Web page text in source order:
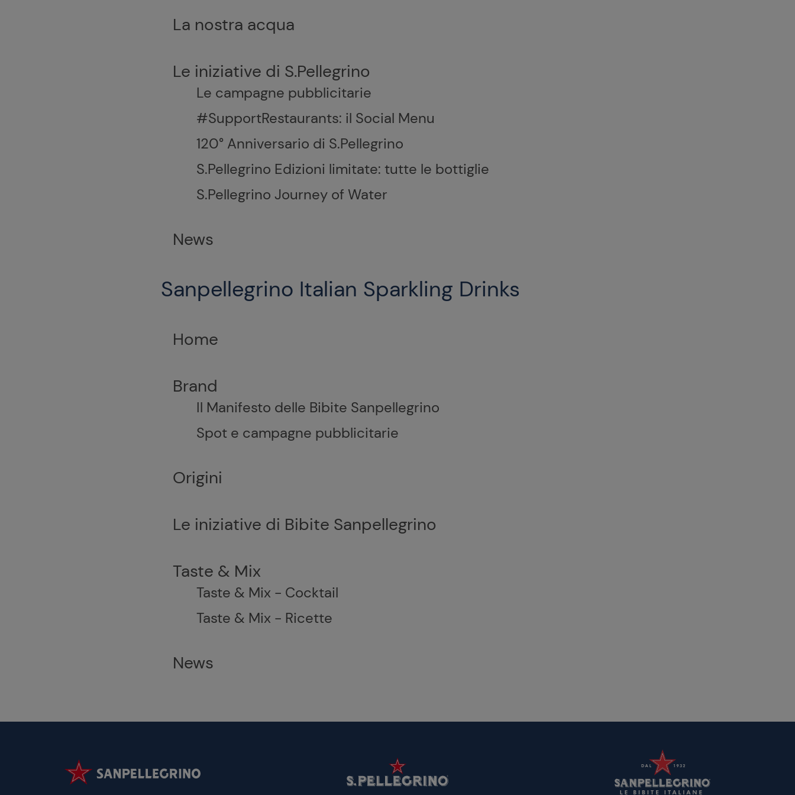
La nostra acqua
Le iniziative di S.Pellegrino
Le campagne pubblicitarie
#SupportRestaurants: il Social Menu
120° Anniversario di S.Pellegrino
S.Pellegrino Edizioni limitate: tutte le bottiglie
S.Pellegrino Journey of Water
News
Sanpellegrino Italian Sparkling Drinks
Home
Brand
Il Manifesto delle Bibite Sanpellegrino
Spot e campagne pubblicitarie
Origini
Le iniziative di Bibite Sanpellegrino
Taste & Mix
Taste & Mix - Cocktail
Taste & Mix - Ricette
News